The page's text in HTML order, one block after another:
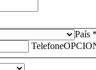
País *
Telefone